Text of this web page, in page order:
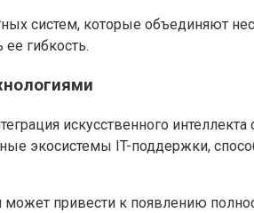
систем, которые объединяют
гибкость.
искусственного
экосистемы IT-поддержки,
привести к появлению